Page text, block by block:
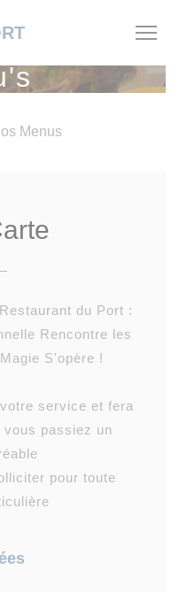
Menus
du Port :
Rencontre les
S'opère !
service et fera
passiez un
pour toute